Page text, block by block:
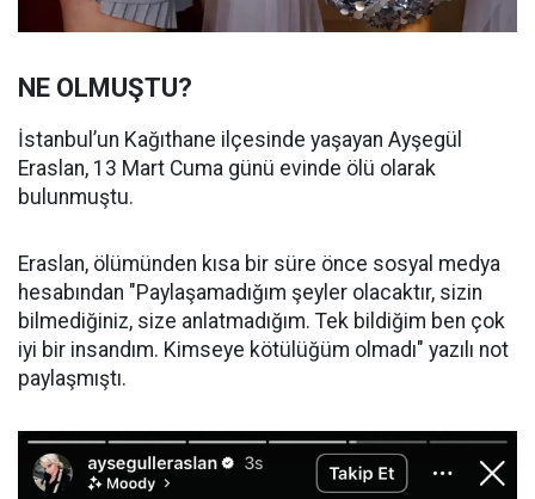
NE OLMUŞTU?
İstanbul’un Kağıthane ilçesinde yaşayan Ayşegül
Eraslan, 13 Mart Cuma günü evinde ölü olarak
bulunmuştu.
Eraslan, ölümünden kısa bir süre önce sosyal medya
hesabından "Paylaşamadığım şeyler olacaktır, sizin
bilmediğiniz, size anlatmadığım. Tek bildiğim ben çok
iyi bir insandım. Kimseye kötülüğüm olmadı" yazılı not
paylaşmıştı.